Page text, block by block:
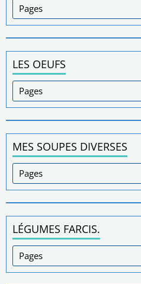
LES OEUFS
MES SOUPES DIVERSES
LÉGUMES FARCIS.